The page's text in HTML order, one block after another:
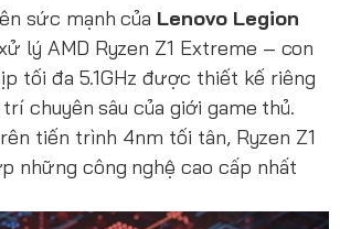
sức mạnh của Lenovo Legion
lý AMD Ryzen Z1 Extreme – con
tối đa 5.1GHz được thiết kế riêng
chuyên sâu của giới game thủ.
tiến trình 4nm tối tân, Ryzen Z1
những công nghệ cao cấp nhất